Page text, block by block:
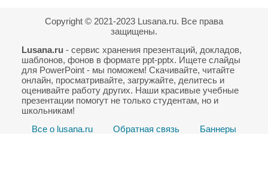
Copyright © 2021-2023 Lusana.ru. Все права
защищены.
Lusana.ru - сервис хранения презентаций, докладов,
шаблонов, фонов в формате ppt-pptx. Ищете слайды
для PowerPoint - мы поможем! Скачивайте, читайте
онлайн, просматривайте, загружайте, делитесь и
оценивайте работу других. Наши красивые учебные
презентации помогут не только студентам, но и
школьникам!
Все о lusana.ru
Обратная связь Баннеры